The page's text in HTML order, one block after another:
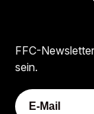
FFC-
sein.